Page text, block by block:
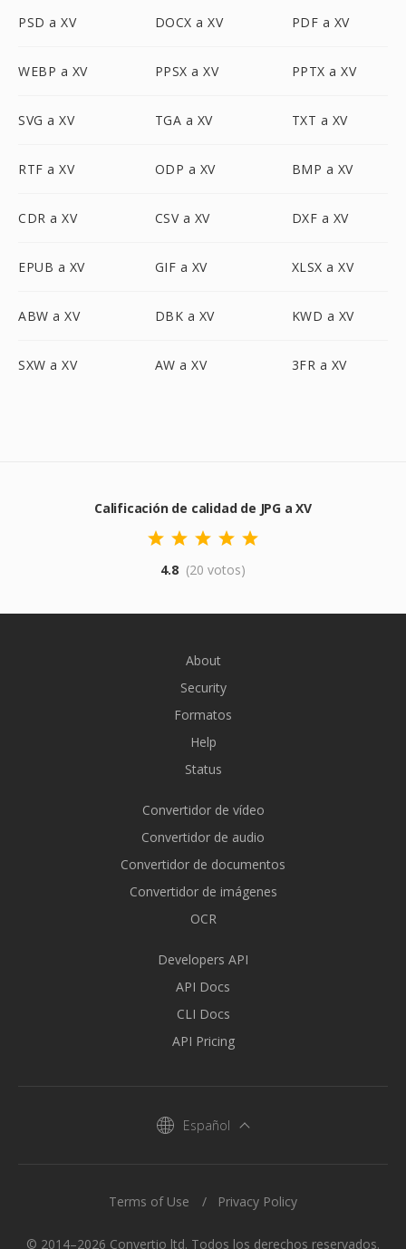
PSD a XV DOCX a XV PDF a XV
WEBP a XV PPSX a XV PPTX a XV
SVG a XV TGA a XV TXT a XV
RTF a XV ODP a XV BMP a XV
CDR a XV CSV a XV DXF a XV
EPUB a XV GIF a XV XLSX a XV
ABW a XV DBK a XV KWD a XV
SXW a XV AW a XV 3FR a XV
Calificación de calidad de JPG a XV
4.8 (20 votos)
About
Security
Formatos
Help
Status
Convertidor de vídeo
Convertidor de audio
Convertidor de documentos
Convertidor de imágenes
OCR
Developers API
API Docs
CLI Docs
API Pricing
Español
© 2014–2026 Convertio ltd. Todos los derechos reservados.
Terms of Use Privacy Policy